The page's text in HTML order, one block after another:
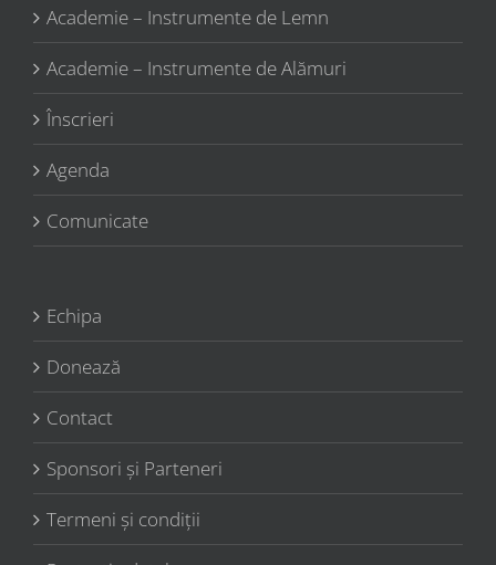
Academie – Instrumente de Lemn
Academie – Instrumente de Alămuri
Înscrieri
Agenda
Comunicate
Echipa
Donează
Contact
Sponsori şi Parteneri
Termeni şi condiţii